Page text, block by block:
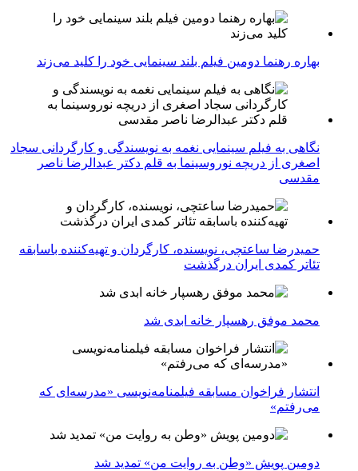
بهاره رهنما دومین فیلم بلند سینمایی خود را کلید می‌زند
نگاهی به فیلم سینمایی نغمه به نویسندگی و کارگردانی سجاد
اصغری از دریچه نوروسینما به قلم دکتر عبدالرضا ناصر
مقدسی
حمیدرضا ساعتچی، نویسنده، کارگردان و تهیه‌کننده باسابقه
تئاتر کمدی ایران درگذشت
محمد موفق رهسپار خانه ابدی شد
انتشار فراخوان مسابقه فیلمنامه‌نویسی «مدرسه‌ای که
می‌رفتم»
دومین پویش «وطن به روایت من» تمدید شد